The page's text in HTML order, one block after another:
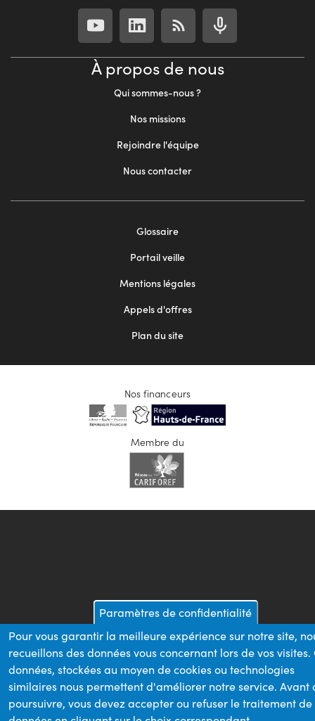
À propos de nous
Qui sommes-nous ?
Nos missions
Rejoindre l'équipe
Nous contacter
Glossaire
Portail veille
Mentions légales
Appels d'offres
Plan du site
Nos financeurs
Membre du
Paramètres de confidentialité
Pour vous garantir la meilleure expérience sur notre site,
recueillons des données vous concernant lors de vos visites.
données, stockées au moyen de cookies ou technologies
similaires nous permettent d'améliorer notre service. Avant
poursuivre, vous devez accepter ou refuser le traitement de